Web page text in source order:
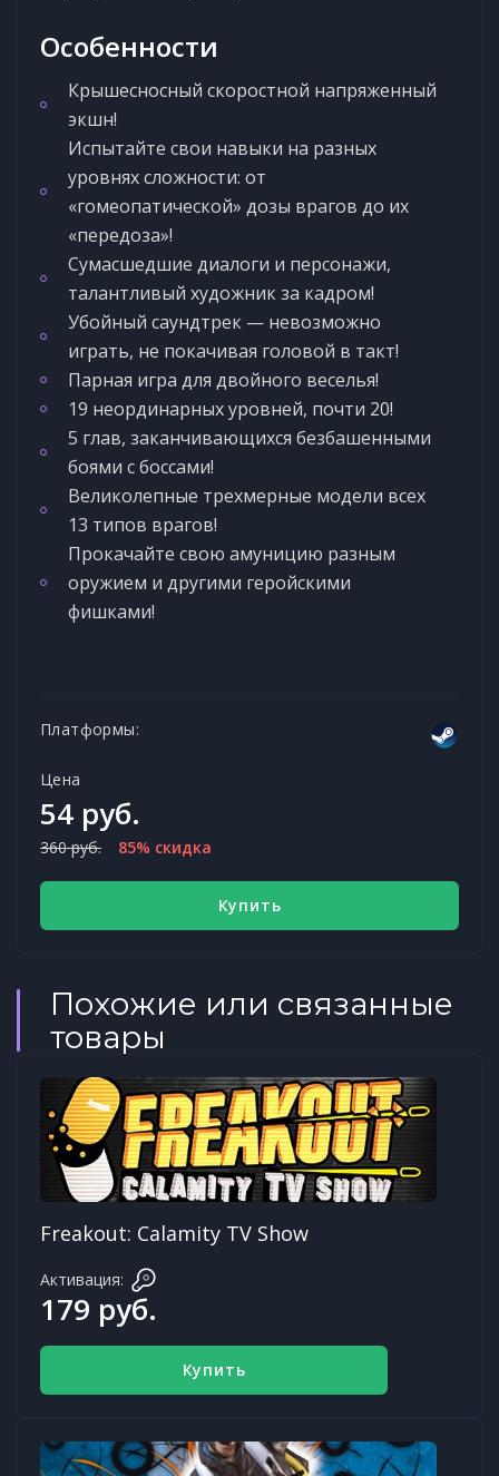
Особенности
Крышесносный скоростной напряженный
экшн!
Испытайте свои навыки на разных
уровнях сложности: от
«гомеопатической» дозы врагов до их
«передоза»!
Сумасшедшие диалоги и персонажи,
талантливый художник за кадром!
Убойный саундтрек — невозможно
играть, не покачивая головой в такт!
Парная игра для двойного веселья!
19 неординарных уровней, почти 20!
5 глав, заканчивающихся безбашенными
боями с боссами!
Великолепные трехмерные модели всех
13 типов врагов!
Прокачайте свою амуницию разным
оружием и другими геройскими
фишками!
Платформы:
Цена
54 руб.
360 руб. 85% скидка
Купить
Похожие или связанные
товары
Freakout: Calamity TV Show
Активация:
179 руб.
Купить